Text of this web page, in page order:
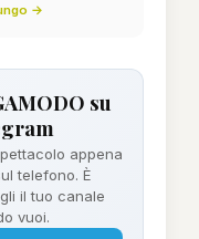
→
su
appena
telefono. È
il tuo canale
vuoi.